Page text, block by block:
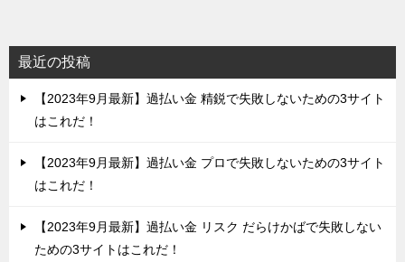
最近の投稿
【2023年9月最新】過払い金 精鋭で失敗しないための3サイト
はこれだ！
【2023年9月最新】過払い金 プロで失敗しないための3サイト
はこれだ！
【2023年9月最新】過払い金 リスク だらけかばで失敗しない
ための3サイトはこれだ！